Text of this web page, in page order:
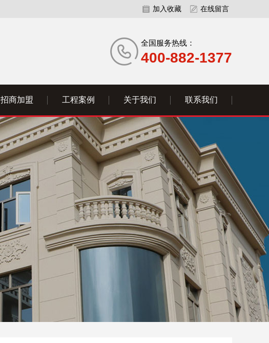
加入收藏 在线留言
全国服务热线：
400-882-1377
招商加盟 工程案例 关于我们 联系我们